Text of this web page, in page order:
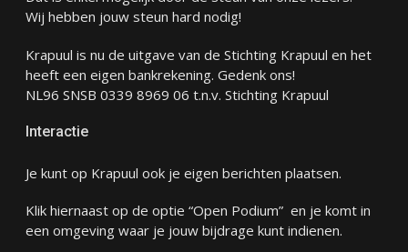
Wij hebben jouw steun hard nodig!
Krapuul is nu de uitgave van de Stichting Krapuul en het
heeft een eigen bankrekening. Gedenk ons!
NL96 SNSB 0339 8969 06 t.n.v. Stichting Krapuul
Interactie
Je kunt op Krapuul ook je eigen berichten plaatsen.
Klik hiernaast op de optie “Open Podium” en je komt in
een omgeving waar je jouw bijdrage kunt indienen.